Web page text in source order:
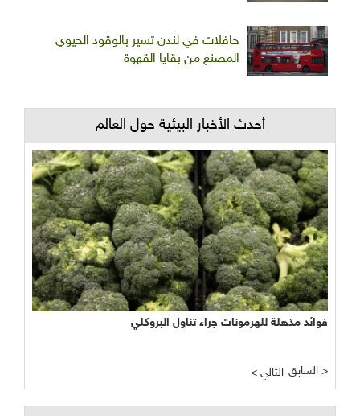
حافلات في لندن تسير بالوقود الحيوي
المصنع من بقايا القهوة
أحدث الأخبار البيئية حول العالم
فوائد مذهلة للهرمونات جراء تناول البروكلي
< التالي السابق >